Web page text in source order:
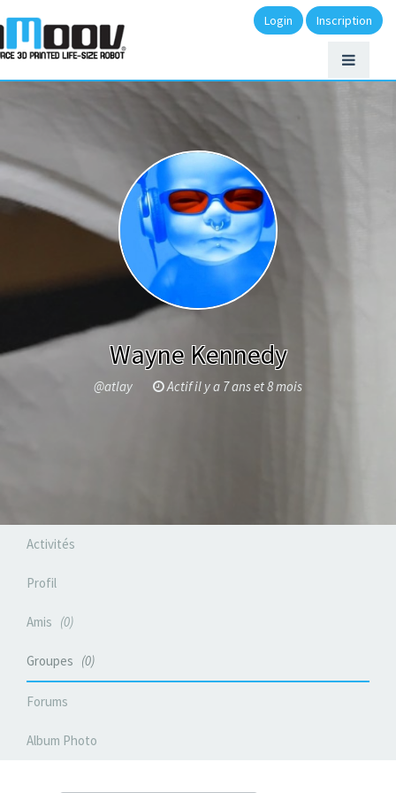
Login Inscription
Wayne Kennedy
@atlay Actif il y a 7 ans et 8 mois
Activités
Profil
Amis 0
Groupes 0
Forums
Album Photo